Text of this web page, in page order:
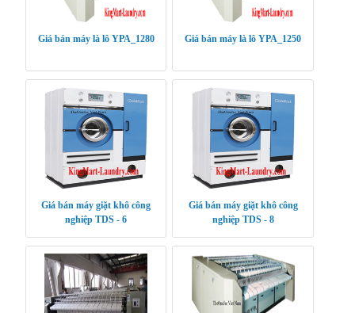
Giá bán máy là lô YPA_1280 Giá bán máy là lô YPA_1250
Giá bán máy giặt khô công
nghiệp TDS - 6
Giá bán máy giặt khô công
nghiệp TDS - 8